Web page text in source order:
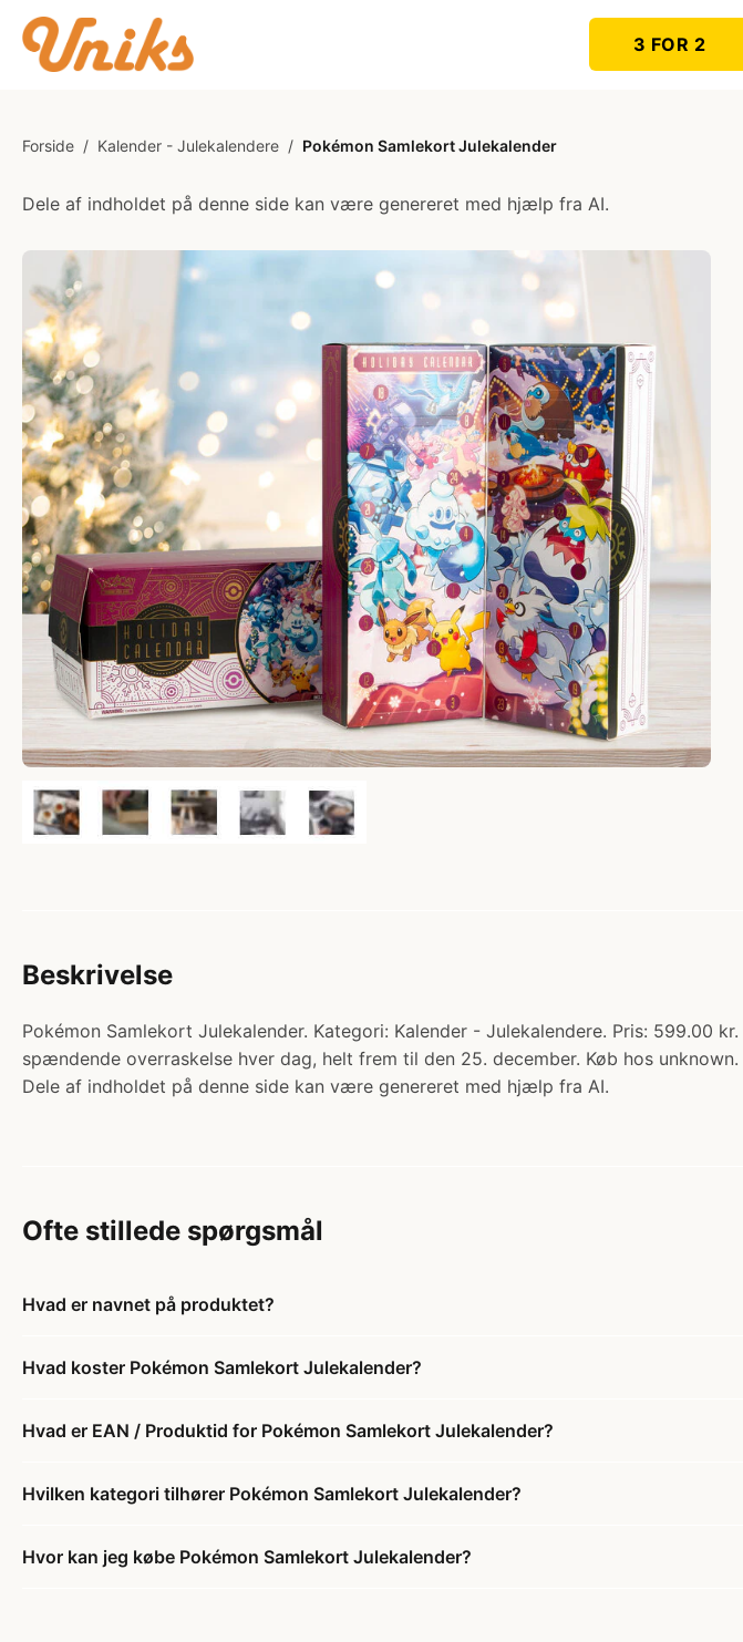
3 FOR 2
Forside / Kalender - Julekalendere / Pokémon Samlekort Julekalender
Dele af indholdet på denne side kan være genereret med hjælp fra AI.
Beskrivelse
Pokémon Samlekort Julekalender. Kategori: Kalender - Julekalendere. Pris: 599.00
spændende overraskelse hver dag, helt frem til den 25. december. Køb hos unknown.
Dele af indholdet på denne side kan være genereret med hjælp fra AI.
Ofte stillede spørgsmål
Hvad er navnet på produktet?
Hvad koster Pokémon Samlekort Julekalender?
Hvad er EAN / Produktid for Pokémon Samlekort Julekalender?
Hvilken kategori tilhører Pokémon Samlekort Julekalender?
Hvor kan jeg købe Pokémon Samlekort Julekalender?